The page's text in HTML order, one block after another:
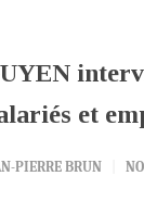
et
PIERRE BRUN